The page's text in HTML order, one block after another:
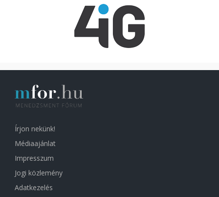
Írjon nekünk!
Médiaajánlat
Impresszum
Jogi közlemény
Adatkezelés